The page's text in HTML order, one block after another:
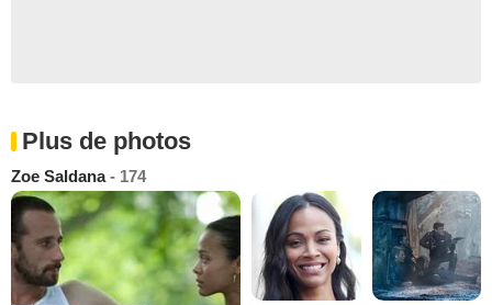
Plus de photos
Zoe Saldana- 174